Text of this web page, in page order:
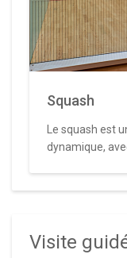
Squash
Le squash est
dynamique,
Visite